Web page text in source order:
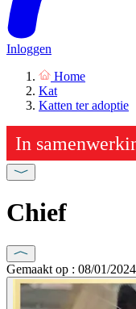
Inloggen
Home
Kat
Katten ter adoptie
Chief
Gemaakt op : 08/01/2024